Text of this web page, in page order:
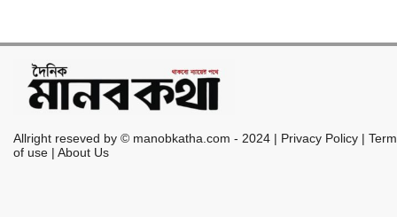
Allright reseved by © manobkatha.com - 2024 | Privacy Policy |
of use | About Us